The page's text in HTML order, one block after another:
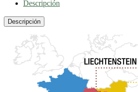
Descripción
Descripción